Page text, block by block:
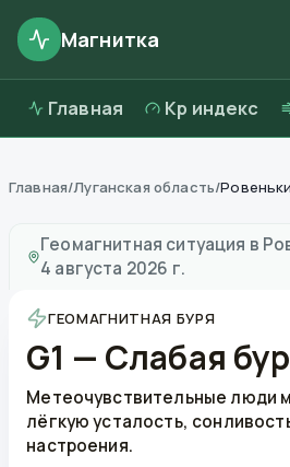
Магнитка
Главная Kp индекс
Главная/Луганская область/Ровеньки
Геомагнитная ситуация в
4 августа 2026 г.
ГЕОМАГНИТНАЯ БУРЯ
G1 — Слабая
Метеочувствительные люди
лёгкую усталость,
настроения.